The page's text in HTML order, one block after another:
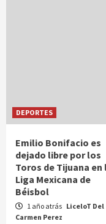
DEPORTES
Emilio Bonifacio es
dejado libre por los
Toros de Tijuana en
Liga Mexicana de
Béisbol
1 año atrás LiceloT Del
Carmen Perez